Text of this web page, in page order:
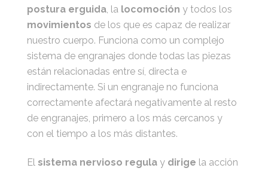
postura erguida, la locomoción y todos los
movimientos de los que es capaz de realizar
nuestro cuerpo. Funciona como un complejo
sistema de engranajes donde todas las piezas
están relacionadas entre sí, directa e
indirectamente. Si un engranaje no funciona
correctamente afectará negativamente al resto
de engranajes, primero a los más cercanos y
con el tiempo a los más distantes.
El sistema nervioso regula y dirige la acción